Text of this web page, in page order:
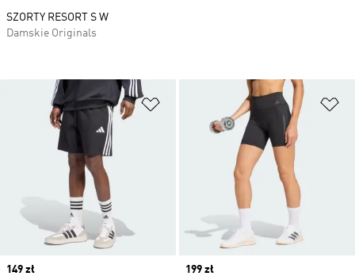
Dodaj do listy życzeń
Price
149 zł Price
199 zł
SZORTY RESORT S W
Damskie Originals